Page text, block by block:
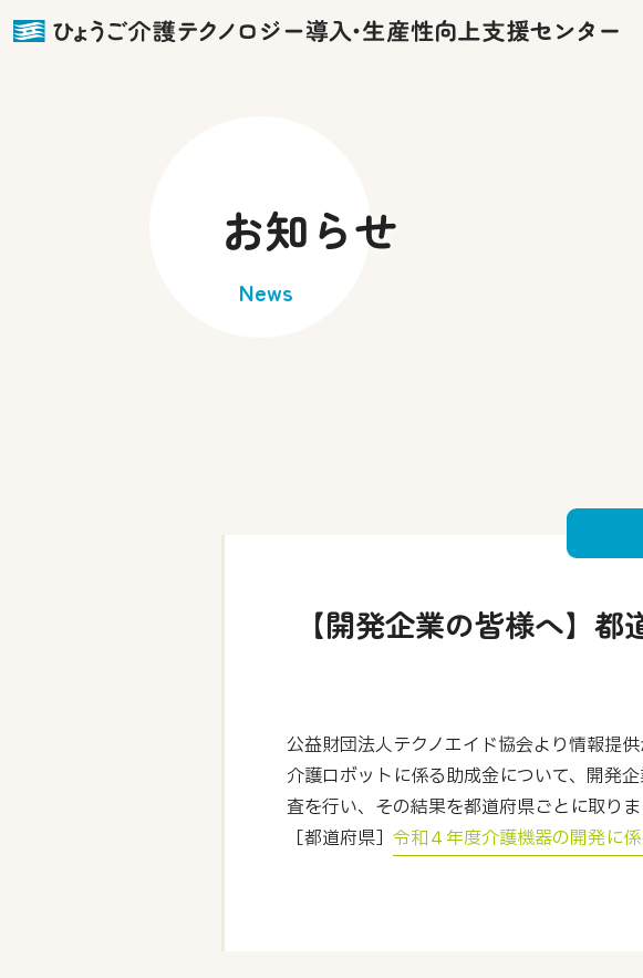
お知らせ
News
【開発企業の皆様へ】
公益財団法人テクノエイド協会より情報提
介護ロボットに係る助成金について、開発
査を行い、その結果を都道府県ごとに取り
［都道府県］ 令和４年度介護機器の開発に